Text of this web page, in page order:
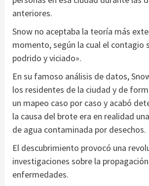
anteriores.
Snow no aceptaba la teoría más
momento, según la cual el contagio
podrido y viciado».
En su famoso análisis de datos,
los residentes de la ciudad y de
un mapeo caso por caso y acabó
la causa del brote era en realidad
de agua contaminada por desechos.
El descubrimiento provocó una
investigaciones sobre la
enfermedades.